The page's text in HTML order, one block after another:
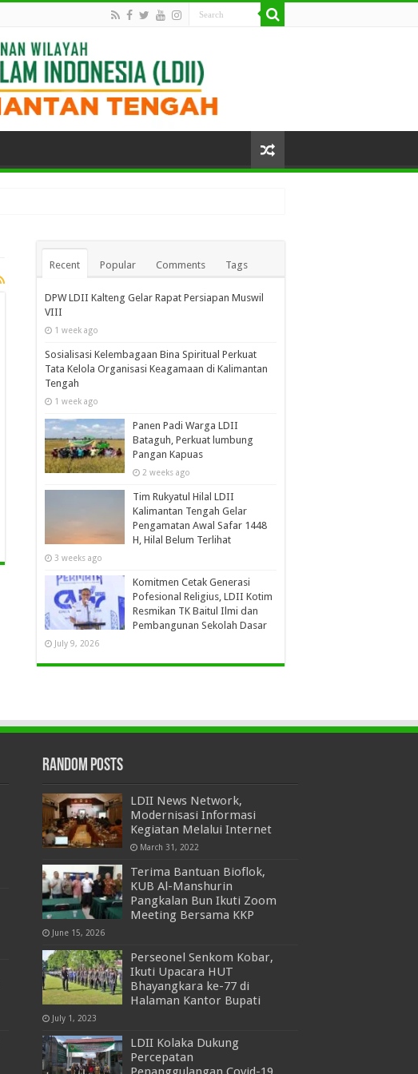
Recent Popular Comments Tags
DPW LDII Kalteng Gelar Rapat Persiapan Muswil
VIII
1 week ago
Sosialisasi Kelembagaan Bina Spiritual Perkuat
Tata Kelola Organisasi Keagamaan di Kalimantan
Tengah
1 week ago
Panen Padi Warga LDII
Bataguh, Perkuat lumbung
Pangan Kapuas
2 weeks ago
Tim Rukyatul Hilal LDII
Kalimantan Tengah Gelar
Pengamatan Awal Safar 1448
H, Hilal Belum Terlihat
3 weeks ago
Komitmen Cetak Generasi
Pofesional Religius, LDII Kotim
Resmikan TK Baitul Ilmi dan
Pembangunan Sekolah Dasar
July 9, 2026
Random Posts
LDII News Network,
Modernisasi Informasi
Kegiatan Melalui Internet
March 31, 2022
Terima Bantuan Bioflok,
KUB Al-Manshurin
Pangkalan Bun Ikuti Zoom
Meeting Bersama KKP
June 15, 2026
Perseonel Senkom Kobar,
Ikuti Upacara HUT
Bhayangkara ke-77 di
Halaman Kantor Bupati
July 1, 2023
LDII Kolaka Dukung
Percepatan